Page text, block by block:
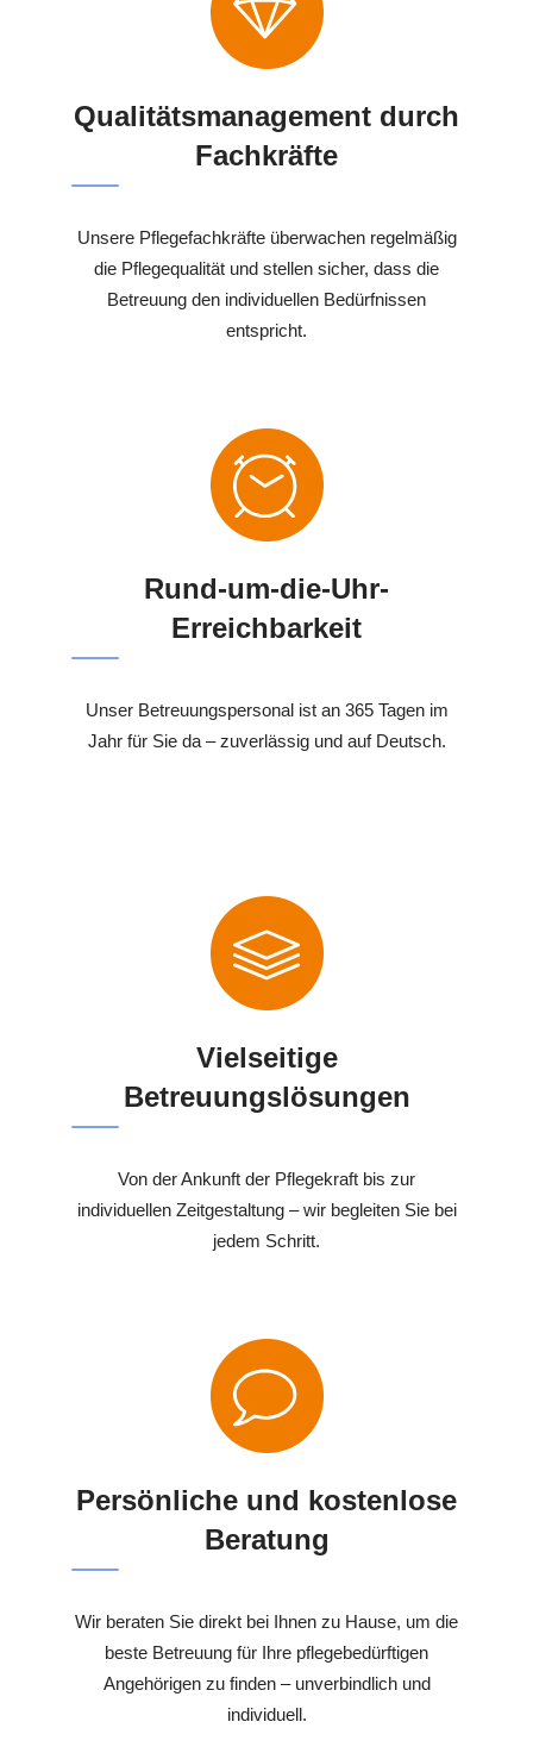
Qualitätsmanagement durch
Fachkräfte
Unsere Pflegefachkräfte überwachen regelmäßig
die Pflegequalität und stellen sicher, dass die
Betreuung den individuellen Bedürfnissen
entspricht.
Rund-um-die-Uhr-
Erreichbarkeit
Unser Betreuungspersonal ist an 365 Tagen im
Jahr für Sie da – zuverlässig und auf Deutsch.
Vielseitige
Betreuungslösungen
Von der Ankunft der Pflegekraft bis zur
individuellen Zeitgestaltung – wir begleiten Sie bei
jedem Schritt.
Persönliche und kostenlose
Beratung
Wir beraten Sie direkt bei Ihnen zu Hause, um die
beste Betreuung für Ihre pflegebedürftigen
Angehörigen zu finden – unverbindlich und
individuell.